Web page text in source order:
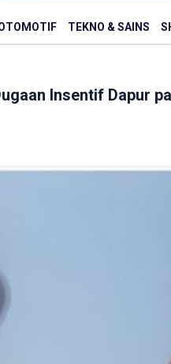
TEKNO & SAINS
Insentif Dapur